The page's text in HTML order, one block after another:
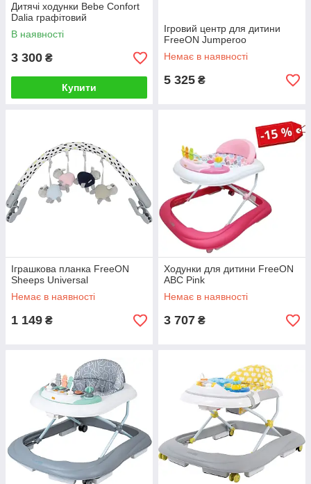
Дитячі ходунки Bebe Confort
Dalia графітовий
В наявності
3 300 ₴
Купити
Ігровий центр для дитини
FreeON Jumperoo
Немає в наявності
5 325 ₴
Іграшкова планка FreeON
Sheeps Universal
Немає в наявності
1 149 ₴
Ходунки для дитини FreeON
ABC Pink
Немає в наявності
3 707 ₴